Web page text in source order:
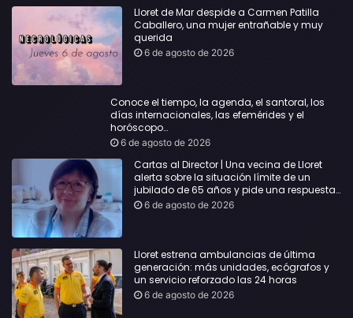
Lloret de Mar despide a Carmen Patilla
Caballero, una mujer entrañable y muy
querida
6 de agosto de 2026
Conoce el tiempo, la agenda, el santoral, los
días internacionales, las efemérides y el
horóscopo…
6 de agosto de 2026
Cartas al Director | Una vecina de Lloret
alerta sobre la situación límite de un
jubilado de 65 años y pide una respuesta
urgente
6 de agosto de 2026
Lloret estrena ambulancias de última
generación: más unidades, ecógrafos y
un servicio reforzado las 24 horas
6 de agosto de 2026